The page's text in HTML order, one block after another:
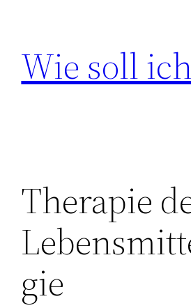
springen
Wie soll ich
Therapie
gie